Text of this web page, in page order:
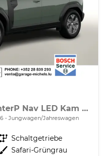
Expression MHEV WinterP Nav LED Kam 17Z
Jungwagen/Jahreswagen
Getriebe Schaltgetriebe
Außenfarbe Safari-Grüngrau